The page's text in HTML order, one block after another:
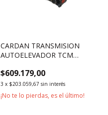
CARDAN TRANSMISION
AUTOELEVADOR TCM
$609.179,00
3 x $203.059,67 sin interés
¡No te lo pierdas, es el último!